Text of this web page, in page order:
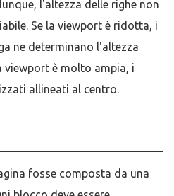
l'altezza delle righe non
Se la viewport è ridotta, i
ne determinano l'altezza
viewport è molto ampia, i
allineati al centro.
fosse composta da una